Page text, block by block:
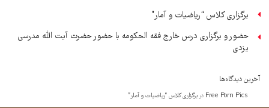
برگزاری کلاس “ریاضیات و آمار”
حضور و برگزاری درس خارج فقه الحکومه با حضور حضرت آیت الله مدرسی
یزدی
آخرین دیدگاه‌ها
Free Porn Pics در برگزاری کلاس “ریاضیات و آمار”